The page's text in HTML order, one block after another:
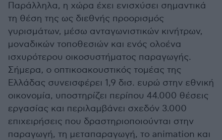
Παράλληλα, η χώρα έχει ενισχύσει σημαντικά
τη θέση της ως διεθνής προορισμός
γυρισμάτων, μέσω ανταγωνιστικών κινήτρων,
μοναδικών τοποθεσιών και ενός ολοένα
ισχυρότερου οικοσυστήματος παραγωγής.
Σήμερα, ο οπτικοακουστικός τομέας της
Ελλάδας συνεισφέρει 1,9 δισ. ευρώ στην εθνική
οικονομία, υποστηρίζει περίπου 44.000 θέσεις
εργασίας και περιλαμβάνει σχεδόν 3.000
επιχειρήσεις που δραστηριοποιούνται στην
παραγωγή, τη μεταπαραγωγή, το animation και